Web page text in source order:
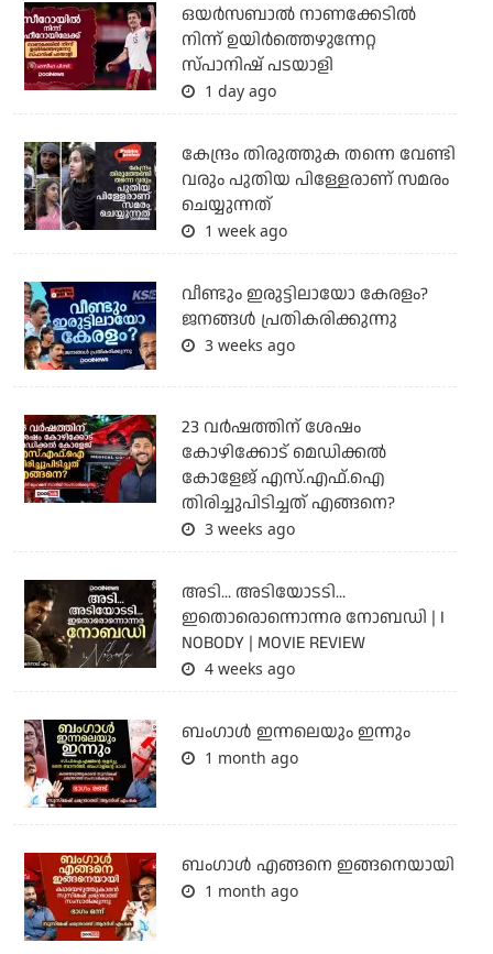
ഒയര്‍സബാൽ നാണക്കേടിൽ
നിന്ന് ഉയിർത്തെഴുന്നേറ്റ
സ്പാനിഷ് പടയാളി
1 day ago
കേന്ദ്രം തിരുത്തുക തന്നെ വേണ്ടി
വരും പുതിയ പിള്ളേരാണ് സമരം
ചെയ്യുന്നത്
1 week ago
വീണ്ടും ഇരുട്ടിലായോ കേരളം?
ജനങ്ങൾ പ്രതികരിക്കുന്നു
3 weeks ago
23 വർഷത്തിന് ശേഷം
കോഴിക്കോട് മെഡിക്കൽ
കോളേജ് എസ്.എഫ്.ഐ
തിരിച്ചുപിടിച്ചത് എങ്ങനെ?
3 weeks ago
അടി... അടിയോടടി...
ഇതൊരൊന്നൊന്നര നോബഡി | I
NOBODY | MOVIE REVIEW
4 weeks ago
ബംഗാള്‍ ഇന്നലെയും ഇന്നും
1 month ago
ബം​ഗാൾ എങ്ങനെ ഇങ്ങനെയായി
1 month ago